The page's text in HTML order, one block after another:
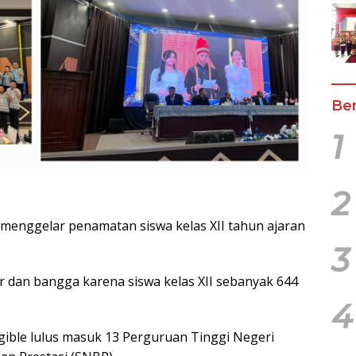
penamatan siswa kelas XII tahun ajaran
bangga karena siswa kelas XII sebanyak 644
lulus masuk 13 Perguruan Tinggi Negeri
1
2
3
4